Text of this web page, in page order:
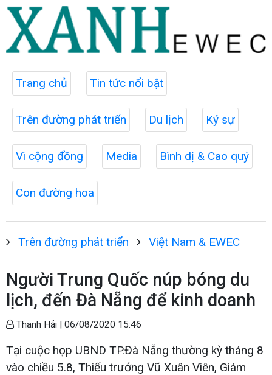
Trang chủ Tin tức nổi bật
Trên đường phát triển Du lịch Ký sự
Vì cộng đồng Media Bình dị & Cao quý
Con đường hoa
Trên đường phát triển Việt Nam & EWEC
Người Trung Quốc núp bóng du
lịch, đến Đà Nẵng để kinh doanh
Thanh Hải | 06/08/2020 15:46
Tại cuộc họp UBND TP.Đà Nẵng thường kỳ tháng 8
vào chiều 5.8, Thiếu trướng Vũ Xuân Viên, Giám